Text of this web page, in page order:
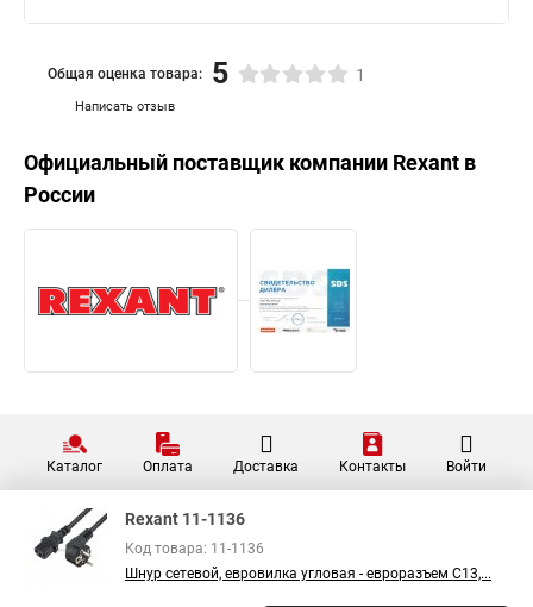
Написать отзыв
Общая оценка товара: 5 1
Официальный поставщик компании Rexant в
России
Каталог Оплата Доставка Контакты Войти
Rexant 11-1136
Код товара: 11-1136
Шнур сетевой, евровилка угловая - евроразъем С13,...